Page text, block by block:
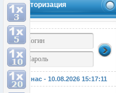
Авторизация
У нас - 10.08.2026 15:17:12